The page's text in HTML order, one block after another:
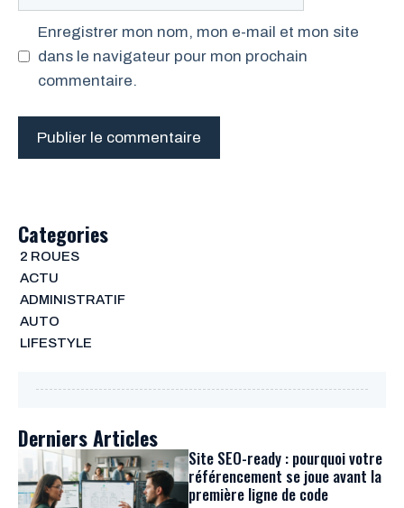
Enregistrer mon nom, mon e-mail et mon site
dans le navigateur pour mon prochain
commentaire.
Categories
2 ROUES
ACTU
ADMINISTRATIF
AUTO
LIFESTYLE
Derniers Articles
Site SEO-ready : pourquoi votre
référencement se joue avant la
première ligne de code